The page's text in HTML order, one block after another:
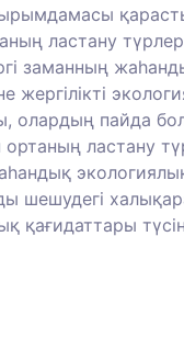
ластану
заманның
жергілікті
олардың пайда
ластану
шешудегі
қағидаттары